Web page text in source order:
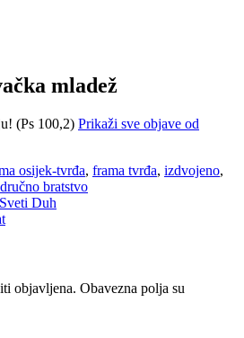
mladež
(Ps 100,2) Prikaži sve objave od
osijek-tvrđa, frama tvrđa, izdvojeno,
bratstvo
Duh
objavljena. Obavezna polja su